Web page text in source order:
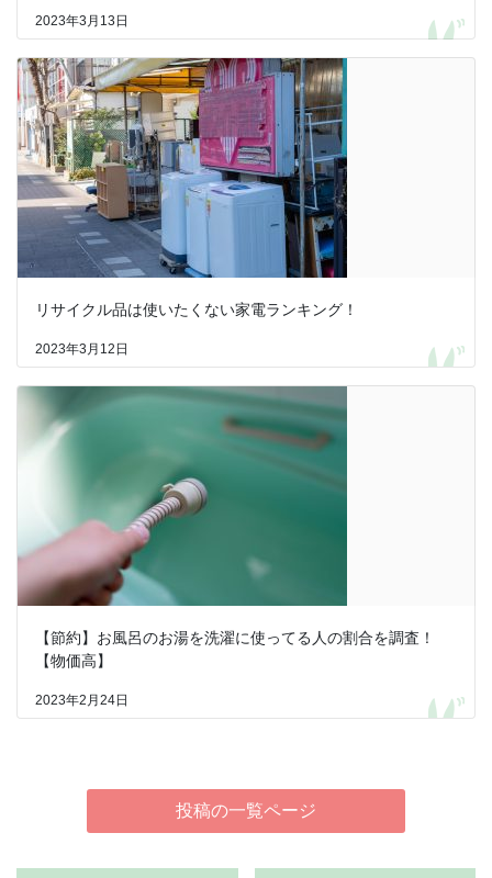
2023年3月13日
リサイクル品は使いたくない家電ランキング！
2023年3月12日
【節約】お風呂のお湯を洗濯に使ってる人の割合を調査！
【物価高】
2023年2月24日
投稿の一覧ページ